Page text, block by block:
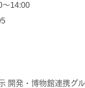
14:00
発・博物館連携グ